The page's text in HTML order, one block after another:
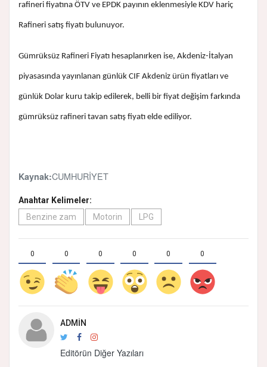
rafineri fiyatına ÖTV ve EPDK payının eklenmesiyle KDV hariç
Rafineri satış fiyatı bulunuyor.
Gümrüksüz Rafineri Fiyatı hesaplanırken ise, Akdeniz-İtalyan
piyasasında yayınlanan günlük CIF Akdeniz ürün fiyatları ve
günlük Dolar kuru takip edilerek, belli bir fiyat değişim farkında
gümrüksüz rafineri tavan satış fiyatı elde ediliyor.
Kaynak:CUMHURİYET
Anahtar Kelimeler:
Benzine zam
Motorin LPG
0 0 0 0 0 0
ADMIN
Editörün Diğer Yazıları